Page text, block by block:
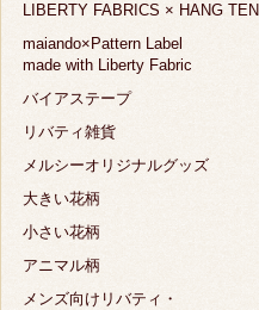
LIBERTY FABRICS × HANG TEN
maiando×Pattern Label
made with Liberty Fabric
バイアステープ
リバティ雑貨
メルシーオリジナルグッズ
大きい花柄
小さい花柄
アニマル柄
メンズ向けリバティ・